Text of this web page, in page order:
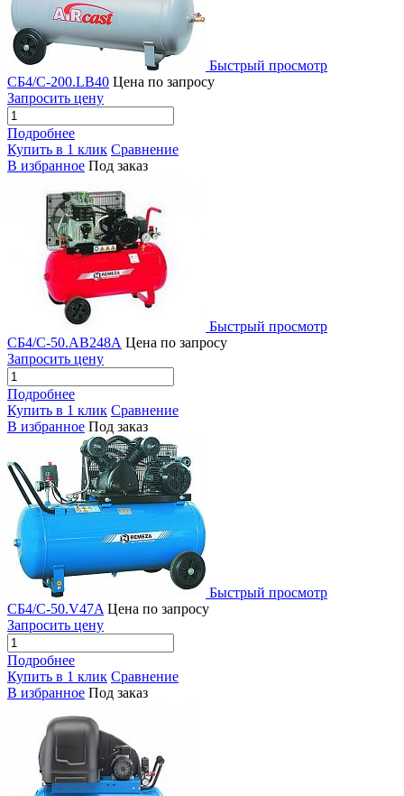
Быстрый просмотр
СБ4/C-200.LB40 Цена по запросу
Запросить цену
Подробнее
Купить в 1 клик Сравнение
В избранное Под заказ
Быстрый просмотр
СБ4/С-50.АВ248А Цена по запросу
Запросить цену
Подробнее
Купить в 1 клик Сравнение
В избранное Под заказ
Быстрый просмотр
СБ4/С-50.V47A Цена по запросу
Запросить цену
Подробнее
Купить в 1 клик Сравнение
В избранное Под заказ